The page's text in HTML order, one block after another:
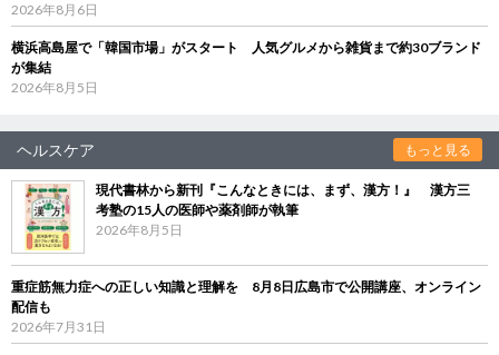
2026年8月6日
横浜高島屋で「韓国市場」がスタート 人気グルメから雑貨まで約30ブランド
が集結
2026年8月5日
ヘルスケア もっと見る
現代書林から新刊『こんなときには、まず、漢方！』 漢方三
考塾の15人の医師や薬剤師が執筆
2026年8月5日
重症筋無力症への正しい知識と理解を 8月8日広島市で公開講座、オンライン
配信も
2026年7月31日